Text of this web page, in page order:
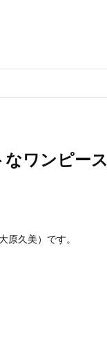
ワンピース
原久美）です。